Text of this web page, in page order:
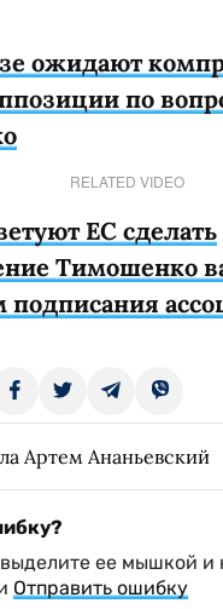
ожидают
по
RELATED VIDEO
ЕС сделать
Тимошенко
подписания
Артем Ананьевский
ее мышкой и
Отправить ошибку